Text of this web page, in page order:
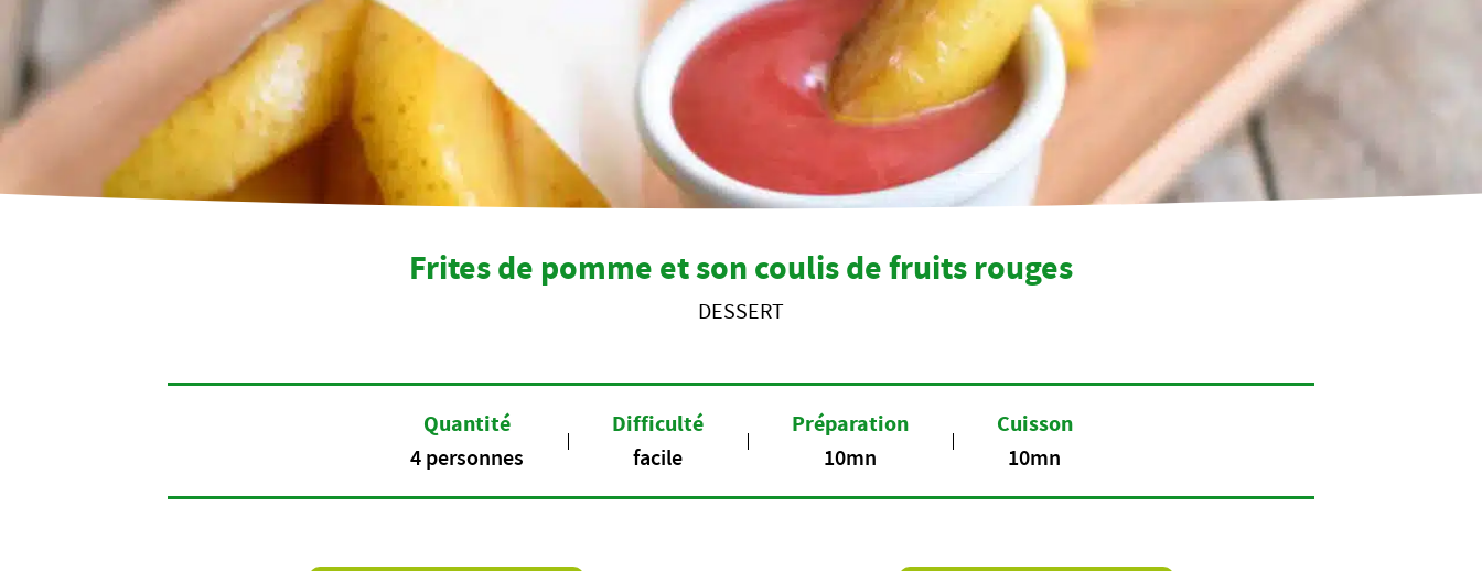
Frites de pomme et son coulis de fruits rouges
DESSERT
Quantité
4 personnes
Difficulté
facile
Préparation
10mn
Cuisson
10mn